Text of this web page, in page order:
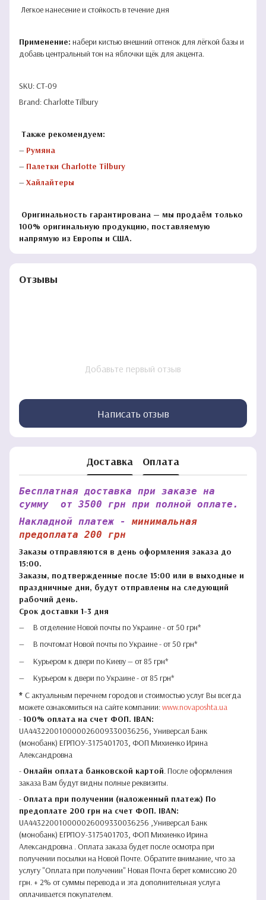
Легкое нанесение и стойкость в течение дня
Применение: набери кистью внешний оттенок для лёгкой базы и
добавь центральный тон на яблочки щёк для акцента.
SKU: CT-09
Brand: Charlotte Tilbury
Также рекомендуем:
— Румяна
— Палетки Charlotte Tilbury
—Хайлайтеры
Оригинальность гарантирована — мы продаём только
100% оригинальную продукцию, поставляемую
напрямую из Европы и США.
Отзывы
Добавьте первый отзыв
Написать отзыв
Доставка Оплата
Бесплатная доставка при заказе на
сумму от 3500 грн при полной оплате.
Накладной платеж - минимальная
предоплата 200 грн
Заказы отправляются в день оформления заказа до
15:00.
Заказы, подтвержденные после 15:00 или в выходные и
праздничные дни, будут отправлены на следующий
рабочий день.
Срок доставки 1-3 дня
В отделение Новой почты по Украине - от 50 грн*
В почтомат Новой почты по Украине - от 50 грн*
Курьером к двери по Киеву — от 85 грн*
Курьером к двери по Украине - от 85 грн*
* С актуальным перечнем городов и стоимостью услуг Вы всегда
можете ознакомиться на сайте компании:www.novaposhta.ua
-100% оплата на счет ФОП. IBAN:
UA443220010000026009330036256, Универсал Банк
(монобанк) ЕГРПОУ-3175401703, ФОП Михиенко Ирина
Александровна
- Онлайн оплата банковской картой. После оформления
заказа Вам будут видны полные реквизиты.
- Оплата при получении (наложенный платеж) По
предоплате 200 грн на счет ФОП. IBAN:
UA443220010000026009330036256 ,Универсал Банк
(монобанк) ЕГРПОУ-3175401703, ФОП Михиенко Ирина
Александровна . Оплата заказа будет после осмотра при
получении посылки на Новой Почте. Обратите внимание, что за
услугу "Оплата при получении" Новая Почта берет комиссию 20
грн. + 2% от суммы перевода и эта дополнительная услуга
оплачивается покупателем.